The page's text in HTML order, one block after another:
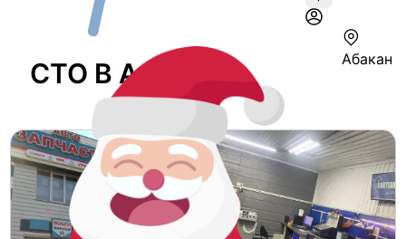
Абакан
СТО В Абакане